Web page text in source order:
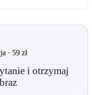
· 59 zł
i otrzymaj